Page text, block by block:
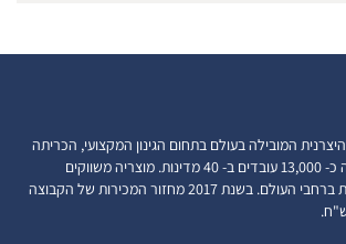
קבוצת HUSQVARNA היצרנית המובילה בעולם בתחום הגינון המקצועי, הכריתה
והיערנות. הקבוצה מונה כ- 13,000 עובדים ב- 40 מדינות. מוצריה משווקים
ללמעלה מ- 100 מדינות ברחבי העולם. בשנת 2017 מחזור המכירות של הקבוצה